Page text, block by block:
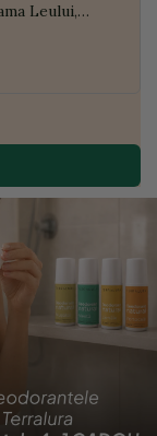
Leului,
ECO, 300g